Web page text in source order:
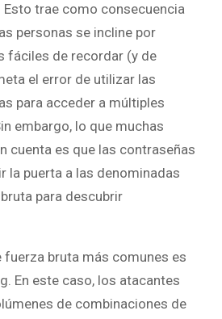
Esto trae como consecuencia
personas se incline por
fáciles de recordar (y de
el error de utilizar las
para acceder a múltiples
embargo, lo que muchas
cuenta es que las contraseñas
la puerta a las denominadas
para descubrir
fuerza bruta más comunes es
En este caso, los atacantes
de combinaciones de